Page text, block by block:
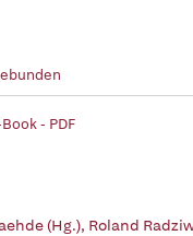
- PDF
(Hg.), Roland